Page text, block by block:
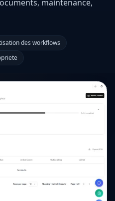
maintenance,
des workflows